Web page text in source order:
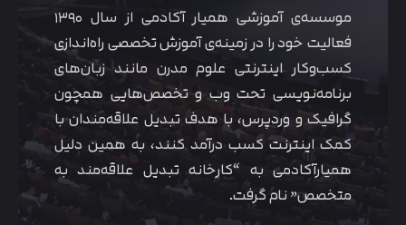
موسسه‌ی آموزشی همیار آکادمی از سال ۱۳۹۰
فعالیت خود را در زمینه‌ی آموزش تخصصی راه‌اندازی
کسب‌و‌کار اینترنتی علوم مدرن مانند زبان‌های
برنامه‌نویسی تحت وب و تخصص‌هایی همچون
گرافیک و وردپرس، با هدف تبدیل علاقه‌مندان با
کمک اینترنت کسب درآمد کنند، به همین دلیل
همیارآکادمی به “کارخانه تبدیل علاقه‌مند به
متخصص” نام گرفت.
متوجه شدم